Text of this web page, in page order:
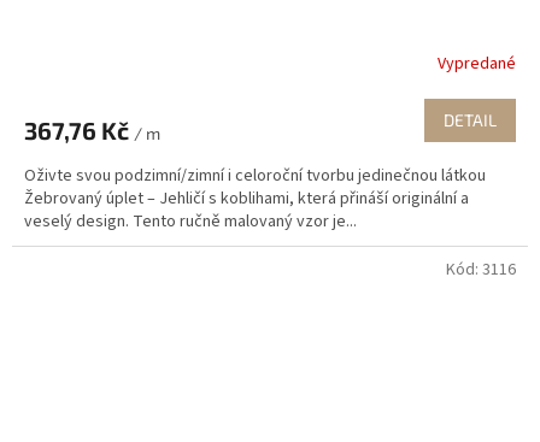
Vypredané
367,76 Kč / m
DETAIL
Oživte svou podzimní/zimní i celoroční tvorbu jedinečnou látkou
Žebrovaný úplet – Jehličí s koblihami, která přináší originální a
veselý design. Tento ručně malovaný vzor je...
Kód: 3116